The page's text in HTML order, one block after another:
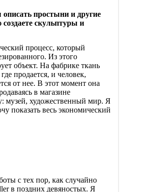
простыни и другие
скульптуры и
процесс, который
Из этого
объект. На фабрике ткань
продается, и человек,
от нее. В этот момент она
в магазине
музей, художественный мир. Я
показать весь экономический
с тех пор, как случайно
в поздних девяностых. Я